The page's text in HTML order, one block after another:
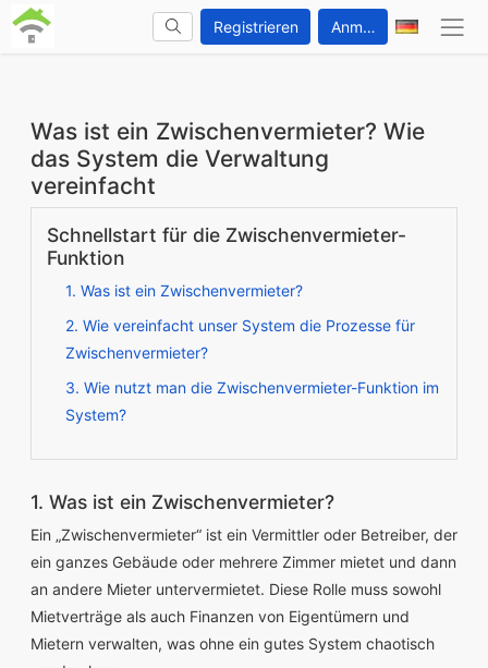
Registrieren Anmelden
Was ist ein Zwischenvermieter? Wie
das System die Verwaltung
vereinfacht
Schnellstart für die Zwischenvermieter-
Funktion
1. Was ist ein Zwischenvermieter?
2. Wie vereinfacht unser System die Prozesse für
Zwischenvermieter?
3. Wie nutzt man die Zwischenvermieter-Funktion im
System?
1. Was ist ein Zwischenvermieter?
Ein „Zwischenvermieter“ ist ein Vermittler oder Betreiber, der
ein ganzes Gebäude oder mehrere Zimmer mietet und dann
an andere Mieter untervermietet. Diese Rolle muss sowohl
Mietverträge als auch Finanzen von Eigentümern und
Mietern verwalten, was ohne ein gutes System chaotisch